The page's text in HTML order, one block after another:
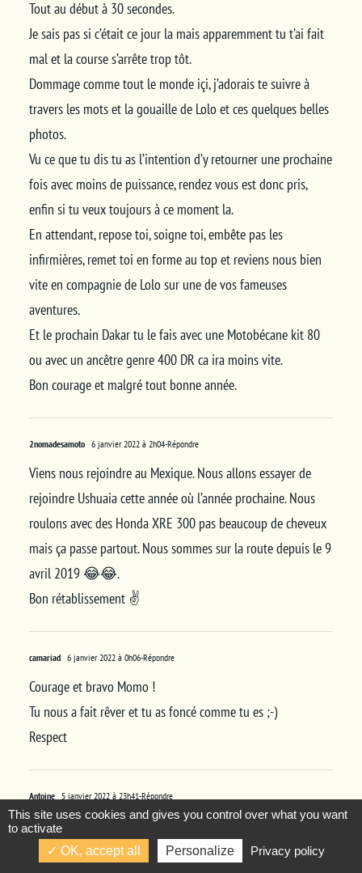
Tout au début à 30 secondes.
Je sais pas si c’était ce jour la mais apparemment tu t’ai fait
mal et la course s’arrête trop tôt.
Dommage comme tout le monde içi, j’adorais te suivre à
travers les mots et la gouaille de Lolo et ces quelques belles
photos.
Vu ce que tu dis tu as l’intention d’y retourner une prochaine
fois avec moins de puissance, rendez vous est donc pris,
enfin si tu veux toujours à ce moment la.
En attendant, repose toi, soigne toi, embête pas les
infirmières, remet toi en forme au top et reviens nous bien
vite en compagnie de Lolo sur une de vos fameuses
aventures.
Et le prochain Dakar tu le fais avec une Motobécane kit 80
ou avec un ancêtre genre 400 DR ca ira moins vite.
Bon courage et malgré tout bonne année.
2nomadesamoto 6 janvier 2022 à 2h04-Répondre
Viens nous rejoindre au Mexique. Nous allons essayer de
rejoindre Ushuaia cette année où l’année prochaine. Nous
roulons avec des Honda XRE 300 pas beaucoup de cheveux
mais ça passe partout. Nous sommes sur la route depuis le 9
avril 2019 😂😂.
Bon rétablissement ✌️
camariad 6 janvier 2022 à 0h06-Répondre
Courage et bravo Momo !
Tu nous a fait rêver et tu as foncé comme tu es ;-)
Respect
Antoine 5 janvier 2022 à 23h41-Répondre
Courage momo !! On est avec toi
Bientôt tu seras sur pied, ça nous ferai bien plaisir un p’tit
This site uses cookies and gives you control over what you want
to activate
OK, accept all
Personalize Privacy policy